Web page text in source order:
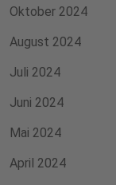
Oktober 2024
August 2024
Juli 2024
Juni 2024
Mai 2024
April 2024